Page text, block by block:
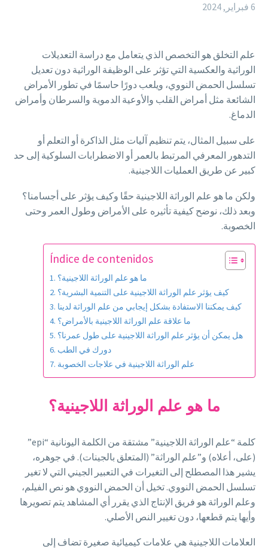
6 فبراير, 2024
علم التخلق هو التخصص الذي يتعامل مع دراسة التعديلات
الوراثية والعكسية التي تؤثر على الوظيفة الوراثية دون تعديل
تسلسل الحمض النووي، ويلعب دورًا حاسمًا في تطور الأمراض
الشائعة مثل أمراض القلب والأوعية الدموية والسرطان وأمراض
الدماغ.
على سبيل المثال، يتم تنظيم آليات مثل الذاكرة أو التعلم أو
التدهور المعرفي المرتبط بالعمر أو الاضطرابات السلوكية إلى حد
كبير عن طريق العمليات اللاجينية.
ولكن ما هو علم الوراثة اللاجينية حقًا وكيف يؤثر على أجسامنا؟
وبعد ذلك، نوضح كيفية تأثيره على الأمراض وطول العمر وحتى
الخصوبة.
Índice de contenidos
ما هو علم الوراثة اللاجينية؟
كيف يؤثر علم الوراثة اللاجينية على التنمية البشرية؟
كيف يمكننا الاستفادة بشكل إيجابي من علم الوراثة لدينا
ما علاقة علم الوراثة اللاجينية بالأمراض؟
هل يمكن أن يؤثر علم الوراثة اللاجينية على طول عمرنا؟
دورك في الطب
علم الوراثة اللاجينية في علاجات الخصوبة
ما هو علم الوراثة اللاجينية؟
كلمة “علم الوراثة اللاجينية” مشتقة من الكلمة اليونانية “epi”
(على، أعلاه) و”علم الوراثة” (المتعلق بالجينات). في جوهره،
يشير هذا المصطلح إلى التغيرات في التعبير الجيني التي لا تغير
تسلسل الحمض النووي. تخيل أن الحمض النووي هو نص الفيلم،
وعلم الوراثة هو فريق الإنتاج الذي يقرر أي المشاهد يتم تصويرها
وأيها يتم قطعها، دون تغيير النص الأصلي.
العلامات اللاجينية هي علامات كيميائية صغيرة تضاف إلى